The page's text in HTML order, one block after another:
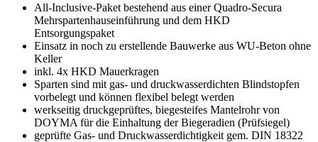
All-Inclusive-Paket bestehend aus einer Quadro-Secura
Mehrspartenhauseinführung und dem HKD
Entsorgungspaket
Einsatz in noch zu erstellende Bauwerke aus WU-Beton ohne
Keller
inkl. 4x HKD Mauerkragen
Sparten sind mit gas- und druckwasserdichten Blindstopfen
vorbelegt und können flexibel belegt werden
werkseitig druckgeprüftes, biegesteifes Mantelrohr von
DOYMA für die Einhaltung der Biegeradien (Prüfsiegel)
geprüfte Gas- und Druckwasserdichtigkeit gem. DIN 18322